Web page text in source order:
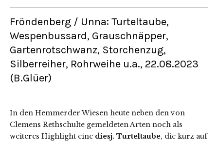
Fröndenberg / Unna: Turteltaube,
Wespenbussard, Grauschnäpper,
Gartenrotschwanz, Storchenzug,
Silberreiher, Rohrweihe u.a., 22.08.2023
(B.Glüer)
In den Hemmerder Wiesen heute neben den von
Clemens Rethschulte gemeldeten Arten noch als
weiteres Highlight eine diesj. Turteltaube, die kurz auf